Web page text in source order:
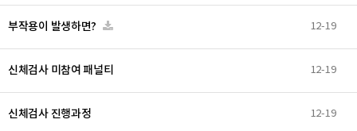
부작용이 발생하면? 12-19
신체검사 미참여 패널티 12-19
신체검사 진행과정 12-19